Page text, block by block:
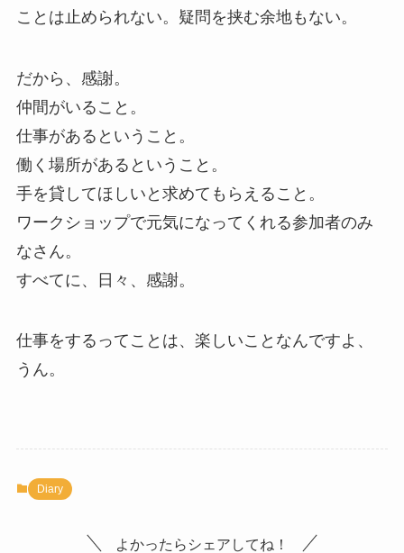
ことは止められない。疑問を挟む余地もない。
だから、感謝。
仲間がいること。
仕事があるということ。
働く場所があるということ。
手を貸してほしいと求めてもらえること。
ワークショップで元気になってくれる参加者のみ
なさん。
すべてに、日々、感謝。
仕事をするってことは、楽しいことなんですよ、
うん。
Diary
よかったらシェアしてね！